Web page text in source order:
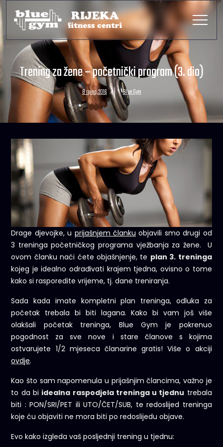
Trening za žene – početnički program (3. dio)
8 rujna, 2016 Blue Gym
Drage djevojke, u prijašnjem članku objavili smo drugi od
3 treninga početničkog programa vježbanja za žene. U
ovom članku naći ćete objašnjenje, te plan 3. treninga
kojeg je idealno odrađivati krajem tjedna, ovisno o tome
kako si rasporedite vrijeme, tj. dane treniranja.
Sada kada imate kompletni plan treninga, odluka za
početak trebala bi biti lagana. Kako bi vam još više
olakšali početak treninga, Blue Gym je pokrenuo
pogodnost za sve nove i stare članove s kojima
ostvarujete 1/2 mjeseca članarine gratis! Više o akciji
ovdje.
Kao što sam napomenula u prijašnjim člancima, važno je
to da bi idealna raspodjela treninga u tjednu trebala
biti : PON/SRI/PET ili UTO/ČET/SUB, te redoslijed treninga
koje ću objaviti ne mora biti po redoslijedu objave.
Evo kako izgleda vaš posljednji trening u tjednu: